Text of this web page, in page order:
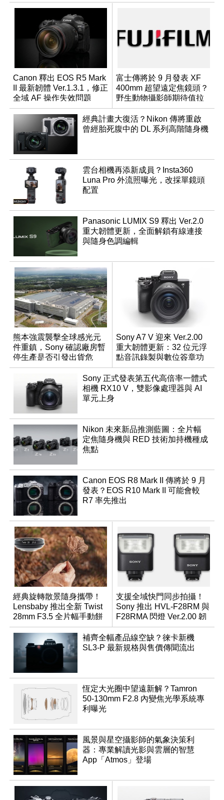
Canon 釋出 EOS R5 Mark
II 最新韌體 Ver.1.3.1，修正
全域 AF 操作失效問題
富士傳將於 9 月發表 XF
400mm 超望遠定焦鏡頭？
野生動物攝影師期待值拉
滿
經典計畫大復活？Nikon 傳將重啟
曾經胎死腹中的 DL 系列高階隨身機
雲台相機再添新成員？Insta360
Luna Pro 外流照曝光，改採單鏡頭
配置
Panasonic LUMIX S9 釋出 Ver.2.0
重大韌體更新，全面解鎖有線連接
與隨身色調編輯
熊本強震襲擊全球感光元
件重鎮，Sony 確認廠房暫
停生產是否引發出貨危
機？
Sony A7 V 迎來 Ver.2.00
重大韌體更新：32 位元浮
點音訊錄製與數位簽章功
能登場
Sony 正式發表第五代高倍率一體式
相機 RX10 V，雙影像處理器與 AI
單元上身
Nikon 未來新品推測藍圖：全片幅
定焦隨身機與 RED 技術加持機種成
焦點
Canon EOS R8 Mark II 傳將於 9 月
發表？EOS R10 Mark II 可能會較
R7 率先推出
經典旋轉散景隨身攜帶！
Lensbaby 推出全新 Twist
28mm F3.5 全片幅手動餅
乾鏡
支援全域快門同步拍攝！
Sony 推出 HVL-F28RM 與
F28RMA 閃燈 Ver.2.00 韌
體
補齊全幅產品線空缺？徠卡新機
SL3-P 最新規格與售價傳聞流出
恆定大光圈中望遠新解？Tamron
50-130mm F2.8 內變焦光學系統專
利曝光
風景與星空攝影師的氣象決策利
器：專業解讀光影與雲層的智慧
App「Atmos」登場